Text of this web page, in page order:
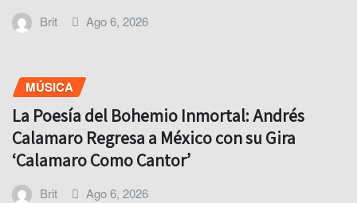
Brit Ago 6, 2026
MÚSICA
La Poesía del Bohemio Inmortal: Andrés
Calamaro Regresa a México con su Gira
‘Calamaro Como Cantor’
Brit Ago 6, 2026